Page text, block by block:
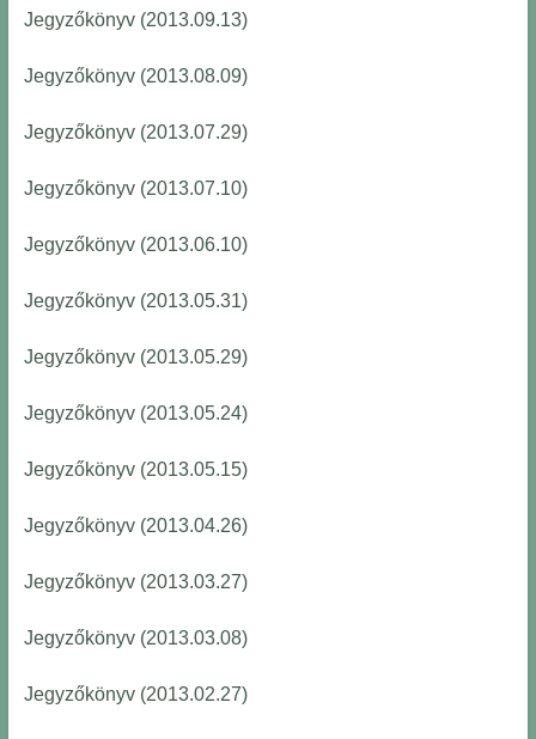
Jegyzőkönyv (2013.09.13)
Jegyzőkönyv (2013.08.09)
Jegyzőkönyv (2013.07.29)
Jegyzőkönyv (2013.07.10)
Jegyzőkönyv (2013.06.10)
Jegyzőkönyv (2013.05.31)
Jegyzőkönyv (2013.05.29)
Jegyzőkönyv (2013.05.24)
Jegyzőkönyv (2013.05.15)
Jegyzőkönyv (2013.04.26)
Jegyzőkönyv (2013.03.27)
Jegyzőkönyv (2013.03.08)
Jegyzőkönyv (2013.02.27)